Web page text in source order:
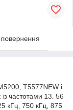
T5577NEW і
із частотами 13. 56
кГц, 750 кГц, 875